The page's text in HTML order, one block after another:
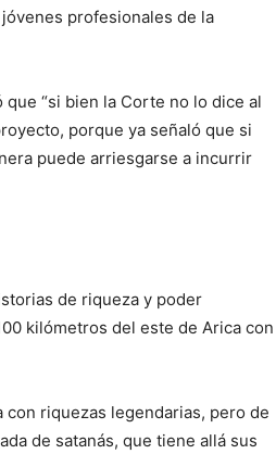
profesionales de la
“si bien la Corte no lo dice al
porque ya señaló que si
puede arriesgarse a incurrir
de riqueza y poder
kilómetros del este de Arica con
con riquezas legendarias, pero de
de satanás, que tiene allá sus